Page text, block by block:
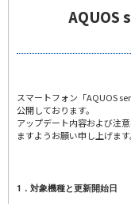
AQUOS
スマートフォン「AQUOS
公開しております。
アップデート内容および注
ますようお願い申し上げます
1．対象機種と更新開始日